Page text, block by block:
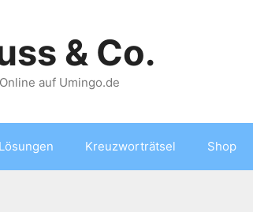
& Co.
auf Umingo.de
Lösungen Kreuzworträtsel Shop